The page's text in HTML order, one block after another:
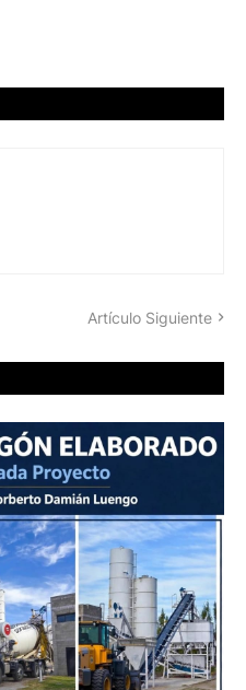
Artículo Siguiente